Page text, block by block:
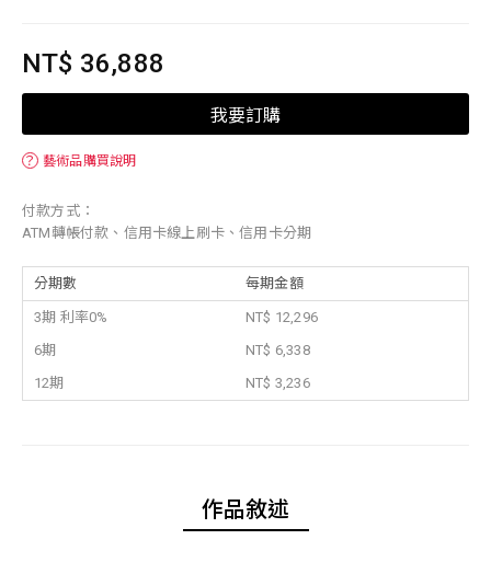
NT$ 36,888
我要訂購
？ 藝術品購買說明
付款方式：
ATM轉帳付款、信用卡線上刷卡、信用卡分期
分期數 每期金額
3期 利率0%
NT$ 12,296
6期
NT$ 6,338
12期
NT$ 3,236
作品敘述